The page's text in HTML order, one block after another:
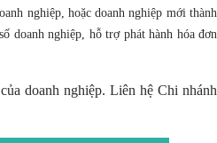
nghiệp, hoặc doanh nghiệp mới thành
doanh nghiệp, hỗ trợ phát hành hóa đơn
doanh nghiệp. Liên hệ Chi nhánh